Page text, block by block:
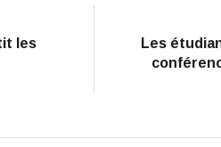
les
Les